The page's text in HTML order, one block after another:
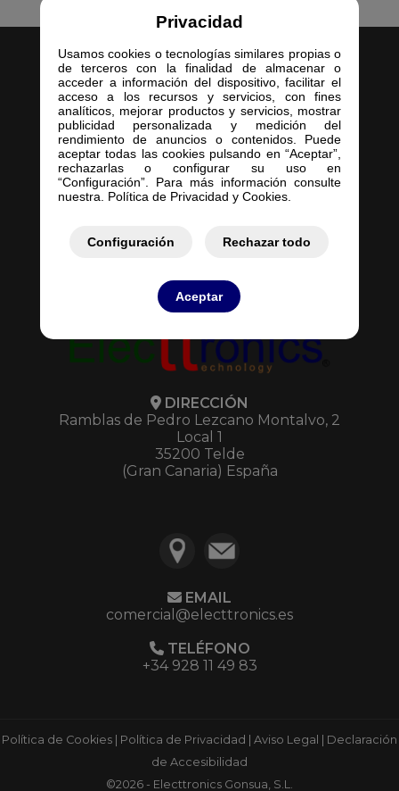
Privacidad
Usamos cookies o tecnologías similares propias o
de terceros con la finalidad de almacenar o
acceder a información del dispositivo, facilitar el
acceso a los recursos y servicios, con fines
analíticos, mejorar productos y servicios, mostrar
publicidad personalizada y medición del
rendimiento de anuncios o contenidos. Puede
aceptar todas las cookies pulsando en “Aceptar”,
rechazarlas o configurar su uso en
“Configuración”. Para más información consulte
nuestra. Política de Privacidad y Cookies.
Configuración Rechazar todo
Aceptar
Inicio
Empresa
Servicios
Contacto
Mis Presupuestos
DIRECCIÓN
Ramblas de Pedro Lezcano Montalvo, 2
Local 1
35200 Telde
(Gran Canaria) España
EMAIL
comercial@electtronics.es
TELÉFONO
+34 928 11 49 83
Política de Cookies Política de Privacidad Aviso Legal
Declaración
de Accesibilidad
©2026 - Electtronics Gonsua, S.L.